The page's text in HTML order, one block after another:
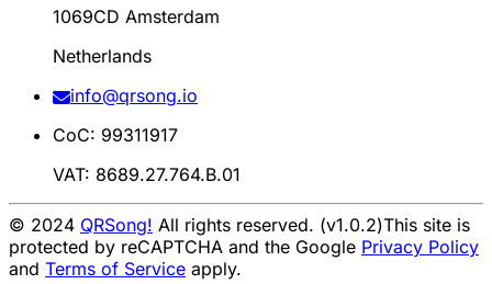
1069CD Amsterdam
Netherlands
info@qrsong.io
CoC: 99311917
VAT: 8689.27.764.B.01
© 2024 QRSong! All rights reserved. (v1.0.2)This site is
protected by reCAPTCHA and the Google Privacy Policy
and Terms of Service apply.